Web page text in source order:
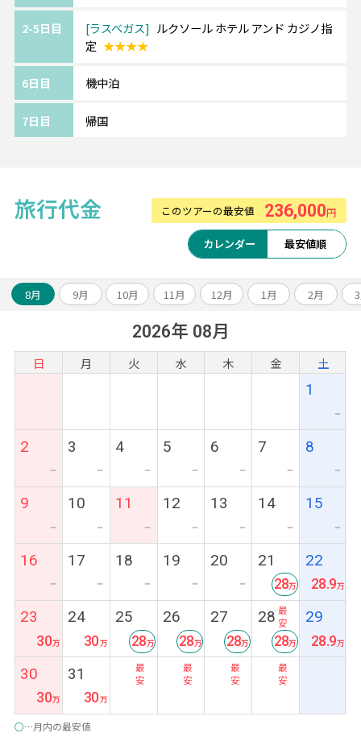
2-5日目 ラスベガス
ルクソール ホテル アンド カジノ指
定 ★★★★
6日目 機中泊
7日目 帰国
旅行代金 このツアーの最安値 236,000円
カレンダー 最安値順
8月 9月 10月 11月 12月 1月 2月
2026年 08月
日 月 火 水 木 金 土
1
ー
2
ー
3
ー
4
ー
5
ー
6
ー
7
ー
8
ー
9
ー
10
ー
11
ー
12
ー
13
ー
14
ー
15
ー
16
ー
17
ー
18
ー
19
ー
20
ー
21
最
安
28
22
28.9
23
30
24
30
25
最
安
28
26
最
安
28
27
最
安
28
28
最
安
28
29
28.9
30
30
31
30
○…月内の最安値